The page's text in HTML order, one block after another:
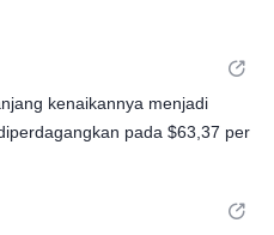
kenaikannya menjadi
pada $63,37 per